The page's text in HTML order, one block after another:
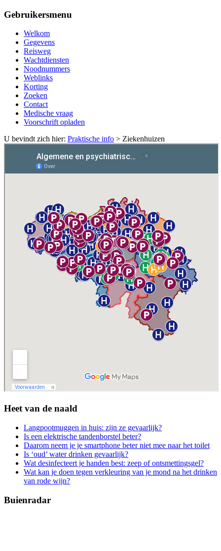
Gebruikersmenu
Welkom
Gegevens
Reisweg
Wachtdiensten
Noodnummers
Weblinks
Korting
Zoeken
Contact
Medische vraag
Voorschrift opladen
U bevindt zich hier: Praktische info > Ziekenhuizen
Heet van de naald
Langpootmuggen in huis: zijn ze gevaarlijk?
Is een elektrische tandenborstel beter?
Daarom neem je je smartphone beter niet mee naar het toilet
Is ‘oud’ water drinken gevaarlijk?
Wat desinfecteert je handen best: zeep of ontsmettingsgel?
Wat kan je doen tegen verkleuring van je mond na het drinken
van rode wijn?
Buienradar